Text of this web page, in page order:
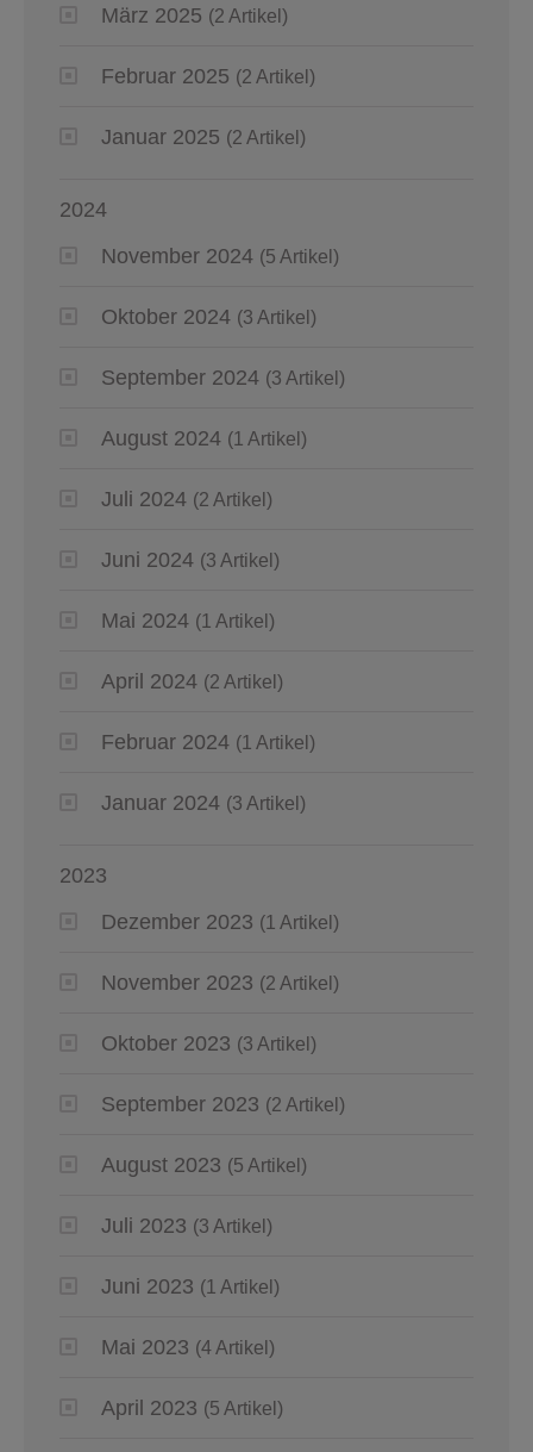
März 2025 (2 Artikel)
Februar 2025 (2 Artikel)
Januar 2025 (2 Artikel)
2024
November 2024 (5 Artikel)
Oktober 2024 (3 Artikel)
September 2024 (3 Artikel)
August 2024 (1 Artikel)
Juli 2024 (2 Artikel)
Juni 2024 (3 Artikel)
Mai 2024 (1 Artikel)
April 2024 (2 Artikel)
Februar 2024 (1 Artikel)
Januar 2024 (3 Artikel)
2023
Dezember 2023 (1 Artikel)
November 2023 (2 Artikel)
Oktober 2023 (3 Artikel)
September 2023 (2 Artikel)
August 2023 (5 Artikel)
Juli 2023 (3 Artikel)
Juni 2023 (1 Artikel)
Mai 2023 (4 Artikel)
April 2023 (5 Artikel)